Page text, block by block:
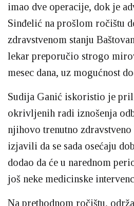
imao dve operacije, dok je
Sinđelić na prošlom ročištu
zdravstvenom stanju
lekar preporučio strogo
mesec dana, uz mogućnost
Sudija Ganić iskoristio je
okrivljenih radi iznošenja
njihovo trenutno zdravstveno
izjavili da se sada osećaju
dodao da će u narednom
još neke medicinske
Na prethodnom ročištu,